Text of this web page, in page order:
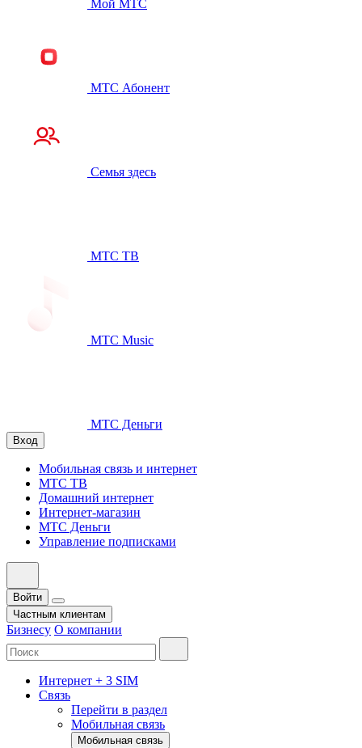
Мой МТС
МТС Абонент
Семья здесь
МТС ТВ
МТС Music
МТС Деньги
Вход
Мобильная связь и интернет
МТС ТВ
Домашний интернет
Интернет-магазин
МТС Деньги
Управление подписками
Войти
Частным клиентам
Бизнесу О компании
Интернет + 3 SIM
Связь
Перейти в раздел
Мобильная связь
Мобильная связь